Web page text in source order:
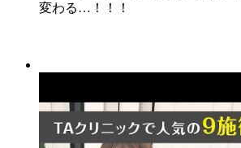
変わる…！！！